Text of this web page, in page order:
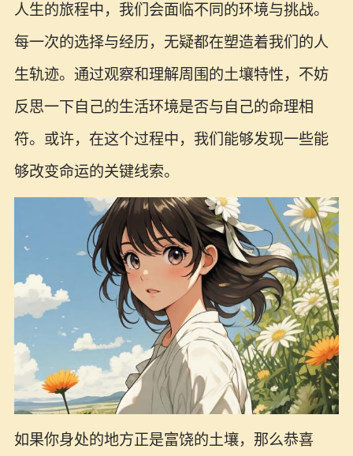
人生的旅程中，我们会面临不同的环境与挑战。
每一次的选择与经历，无疑都在塑造着我们的人
生轨迹。通过观察和理解周围的土壤特性，不妨
反思一下自己的生活环境是否与自己的命理相
符。或许，在这个过程中，我们能够发现一些能
够改变命运的关键线索。
如果你身处的地方正是富饶的土壤，那么恭喜